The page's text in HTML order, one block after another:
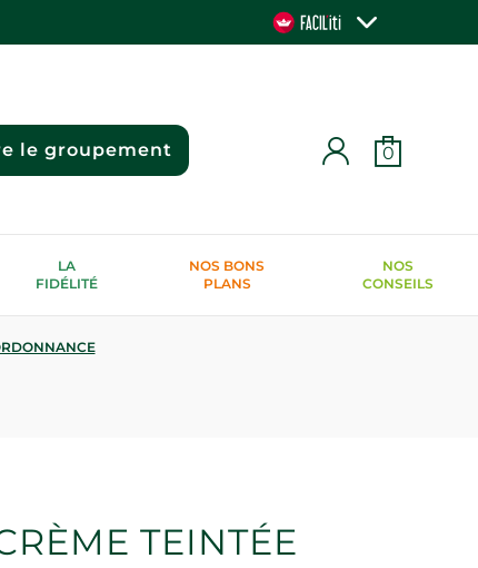
le groupement 0
LA
FIDÉLITÉ
NOS BONS
PLANS
NOS
CONSEILS
TEINTÉE